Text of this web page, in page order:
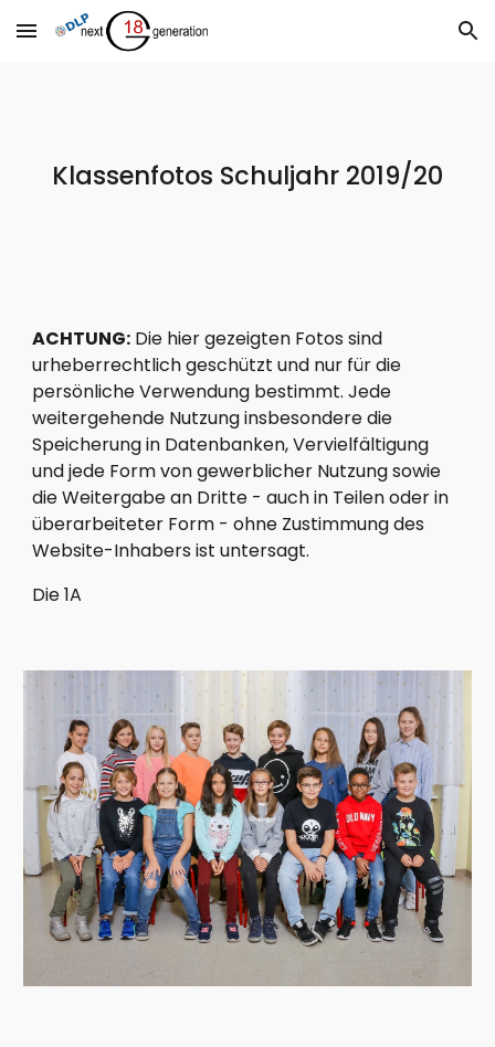
Skip to main content Skip to navigation
Klassenfotos Schuljahr 2019/20
ACHTUNG: Die hier gezeigten Fotos sind
urheberrechtlich geschützt und nur für die
persönliche Verwendung bestimmt. Jede
weitergehende Nutzung insbesondere die
Speicherung in Datenbanken, Vervielfältigung
und jede Form von gewerblicher Nutzung sowie
die Weitergabe an Dritte - auch in Teilen oder in
überarbeiteter Form - ohne Zustimmung des
Website-Inhabers ist untersagt.
Die 1A